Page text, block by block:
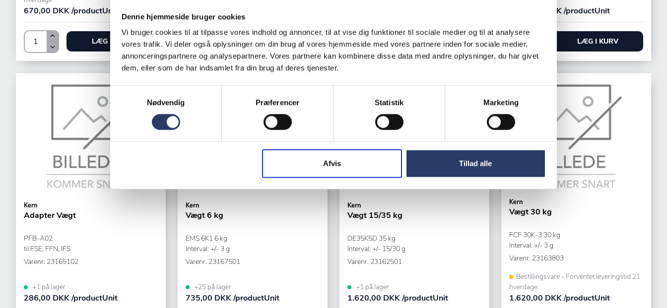
Denne hjemmeside bruger cookies
Vi bruger cookies til at tilpasse vores indhold og annoncer, til at vise dig funktioner til sociale medier og til at analysere
vores trafik. Vi deler også oplysninger om din brug af vores hjemmeside med vores partnere inden for sociale medier,
annonceringspartnere og analysepartnere. Vores partnere kan kombinere disse data med andre oplysninger, du har givet
dem, eller som de har indsamlet fra din brug af deres tjenester.
Nødvendig
Præferencer Statistik Marketing
Afvis Tillad alle
670,00 DKK /productUnit
LÆG I KURV LÆG I KURV LÆG I KURV
2.340,00 DKK /productUnit
LÆG I KURV
Kern
Adapter Vægt
PFB-A02
til FSE, FFN, IFS
Varenr. 23165102
+1 på lager
286,00 DKK /productUnit
Kern
Vægt 6 kg
EMS 6K1 6 kg
Interval: +/- 3 g
Varenr. 23167501
+25 på lager
735,00 DKK /productUnit
Kern
Vægt 15/35 kg
DE35K5D 35 kg
Interval: +/- 15/30 g
Varenr. 23162501
+1 på lager
1.620,00 DKK /productUnit
Kern
Vægt 30 kg
FCF 30K-3 30 kg
Interval: +/- 3 g
Varenr. 23163803
Bestillingsvare - Forventet leveringstid 21
hverdage
1.620,00 DKK /productUnit